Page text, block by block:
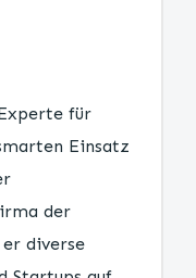
für
Einsatz
der
diverse